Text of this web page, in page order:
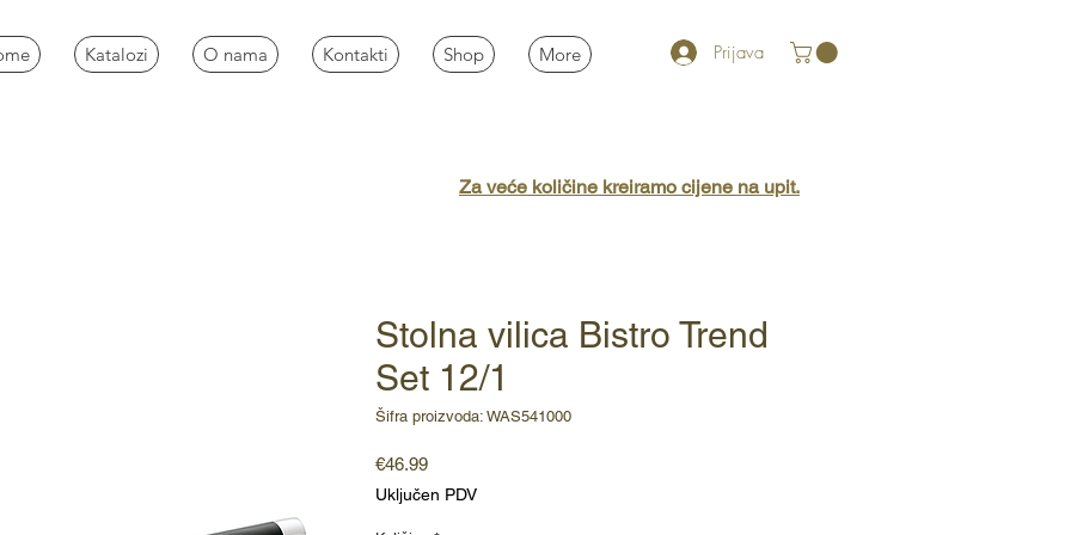
Katalozi O nama Kontakti Shop More Prijava
Stolna vilica Bistro Trend
Set 12/1
Šifra proizvoda: WAS541000
€46.99Cijena
Uključen PDV
Za veće količine kreiramo cijene na upit.